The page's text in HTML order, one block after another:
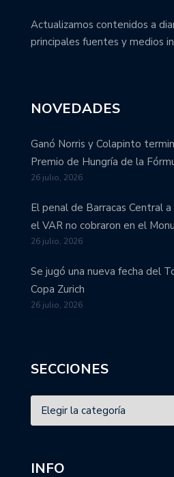
Actualizamos contenidos a
principales fuentes y medios
NOVEDADES
Ganó Norris y Colapinto
Premio de Hungría de la
26 julio, 2026
El penal de Barracas Central
el VAR no cobraron en el
26 julio, 2026
Se jugó una nueva fecha del
Copa Zurich
26 julio, 2026
SECCIONES
INFO